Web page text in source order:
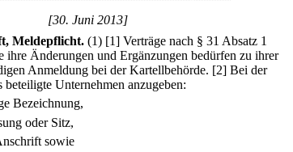
[30. Juni 2013]
Meldepflicht. (1) [1] Verträge nach § 31 Absatz 1
ihre Änderungen und Ergänzungen bedürfen zu ihrer
Anmeldung bei der Kartellbehörde. [2] Bei der
Unternehmen anzugeben:
Bezeichnung,
oder Sitz,
sowie